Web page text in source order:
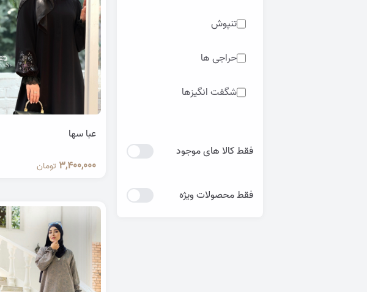
تنپوش
حراجی ها
شگفت انگیزها
دسته بندی نشده
فقط کالا های موجود
فقط محصولات ویژه
عبا سها
3,400,000 تومان